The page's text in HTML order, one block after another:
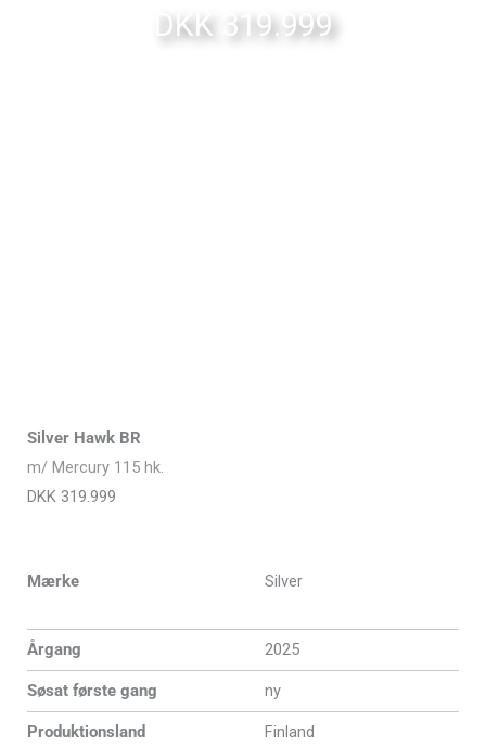
DKK 319.999
Silver Hawk BR
m/ Mercury 115 hk.
DKK 319.999
Mærke Silver
Årgang 2025
Søsat første gang ny
Produktionsland Finland